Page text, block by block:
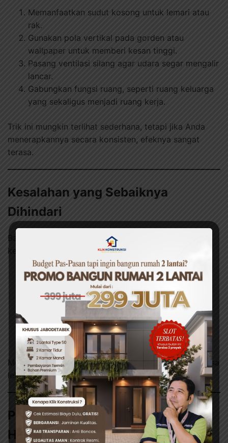
Memanfaatkan sudut kosong untuk lemari atau
rak.
Gunakan pola vertikal pada gorden atau
wallpaper untuk memberi kesan tinggi.
Pasang ventilasi silang agar udara segar mengalir
lancar.
Gabungkan fungsi ruang, seperti ruang keluarga
yang sekaligus menjadi ruang kerja.
Trik ini mungkin terlihat sederhana, tetapi jika Anda
menerapkannya secara konsisten, efeknya sangat
terasa.
Kesalahan yang Sebaiknya
Dihindari
Banyak pemilik rumah kecil yang terjebak pada
kesalahan ini:
Mengisi ruangan dengan perabot berukuran
Memilih warna gelap untuk seluruh ruangan.
Menutup jendela dengan tirai tebal sehingga
cahaya sulit masuk.
Mengutamakan dekorasi dibanding fungsi.
Menghindari kesalahan ini akan membuat rumah terasa
lebih nyaman sekaligus mudah dirawat.
Penutup: Rumah Kecil Bisa Jadi
Hunian Impian